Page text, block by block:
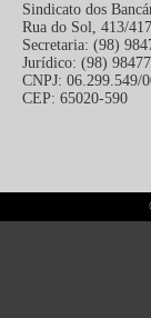
Sindicato dos
Rua do Sol, 413/
Secretaria: (98)
Jurídico: (98)
CNPJ: 06.299.549/
CEP: 65020-590